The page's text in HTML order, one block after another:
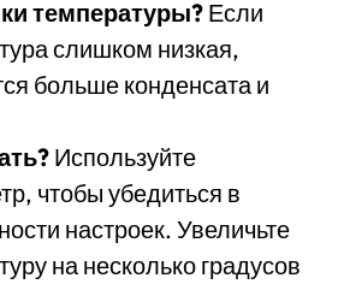
температуры? Если
слишком низкая,
больше конденсата и
Используйте
чтобы убедиться в
настроек. Увеличьте
на несколько градусов